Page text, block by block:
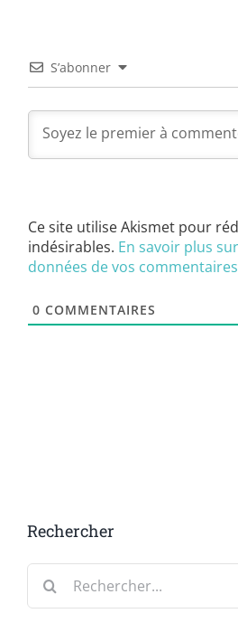
S’abonner
Ce site utilise Akismet pour
indésirables. En savoir plus
données de vos
0 COMMENTAIRES
Rechercher
Rechercher: